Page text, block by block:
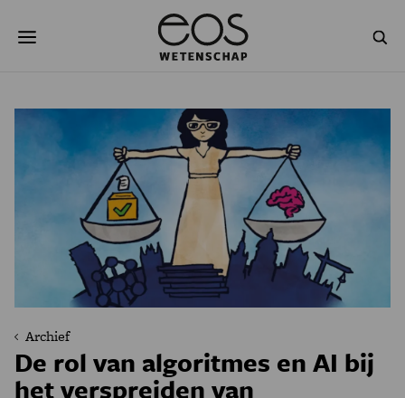
naar
GEZONDHEID RUIMTE
NATUURWETENSCHAPPEN GESCHIEDENIS
PSYCHE & BREIN BLOGS
PODCAST AGENDA
Archief
De rol van algoritmes en AI bij
het verspreiden van